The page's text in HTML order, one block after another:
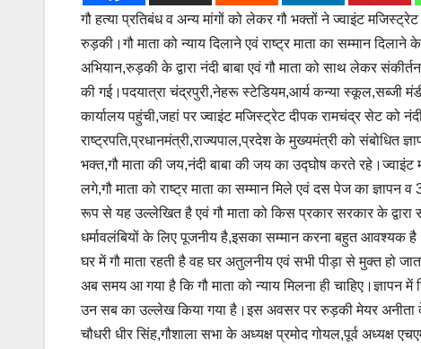
गौ हत्या प्रतिबंध व अन्य मांगों को लेकर गौ भक्तों ने ज्वाइंट
रुड़की।गौ माता को न्याय दिलाने एवं राष्ट्र माता का सम्मान
अभियान,रुड़की के द्वारा नंदी बाबा एवं गौ माता को साथ लेकर
की गई।पदयात्रा चंद्रपुरी,नेहरू स्टेडियम,आर्य कन्या स्कूल,सब्जी
कार्यालय पहुंची,जहां पर ज्वाइंट मजिस्ट्रेट दीपक रामचंद्र सेट को
राष्ट्रपति,प्रधानमंत्री,राज्यपाल,प्रदेश के मुख्यमंत्री को संबोधित
भक्त,गौ माता की जय,नंदी बाबा की जय का उद्घोष करते
लगे,गौ माता को राष्ट्र माता का सम्मान मिले एवं दस पेज का ज्ञापन
रूप से यह उल्लेखित है एवं गौ माता को किस प्रकार सरकार के द्वारा
धर्मावलंबियों के लिए पूजनीय है,इसका सम्मान करना बहुत आवश्यक
घर में गौ माता रहती है वह घर अतुलनीय एवं सभी पीड़ा से मुक्त हो
अब समय आ गया है कि गौ माता को न्याय मिलना ही चाहिए।ज्ञापन
उन सब का उल्लेख किया गया है।इस अवसर पर रुड़की मेयर अनीता
चौधरी धीर सिंह,गौशाला सभा के अध्यक्ष प्रमोद गोयल,पूर्व अध्यक्ष